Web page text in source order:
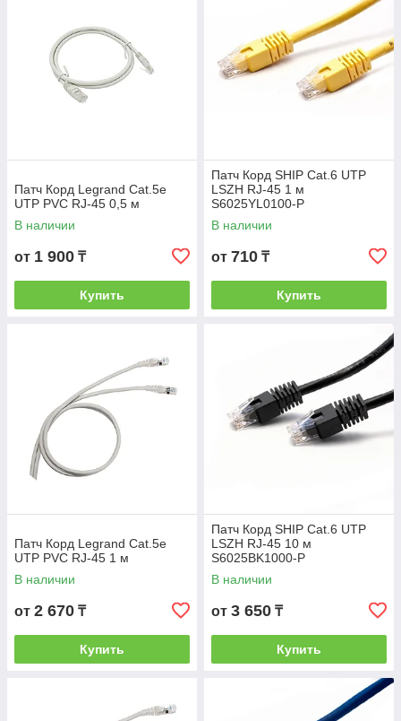
Патч Корд Legrand Cat.5e
UTP PVC RJ-45 0,5 м
В наличии
от 1 900 ₸
Купить
Патч Корд SHIP Cat.6 UTP
LSZH RJ-45 1 м
S6025YL0100-P
В наличии
от 710 ₸
Купить
Патч Корд Legrand Cat.5e
UTP PVC RJ-45 1 м
В наличии
от 2 670 ₸
Купить
Патч Корд SHIP Cat.6 UTP
LSZH RJ-45 10 м
S6025BK1000-P
В наличии
от 3 650 ₸
Купить